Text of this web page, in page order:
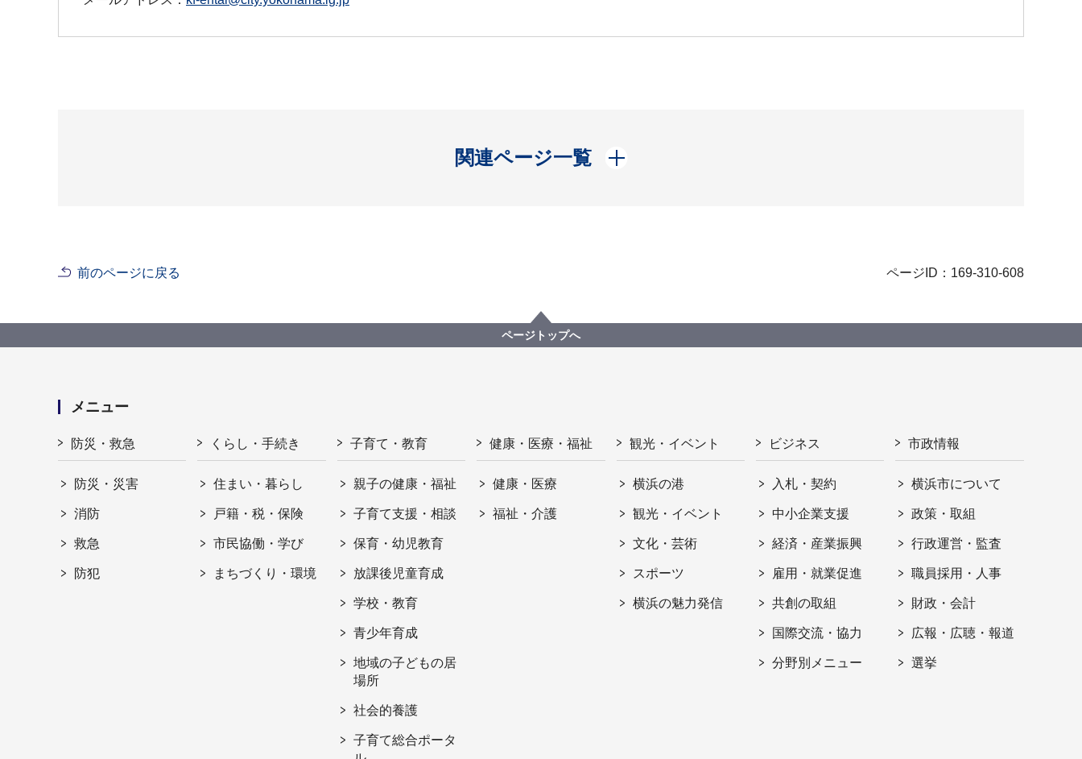
関連ページ一覧
開く
前のページに戻る ページID：169-310-608
ページトップへ
メニュー
防災・救急
防災・災害
消防
救急
防犯
くらし・手続き
住まい・暮らし
戸籍・税・保険
市民協働・学び
まちづくり・環境
子育て・教育
親子の健康・福祉
子育て支援・相談
保育・幼児教育
放課後児童育成
学校・教育
青少年育成
地域の子どもの居
場所
社会的養護
子育て総合ポータ
健康・医療・福祉
健康・医療
福祉・介護
観光・イベント
横浜の港
観光・イベント
文化・芸術
スポーツ
横浜の魅力発信
ビジネス
入札・契約
中小企業支援
経済・産業振興
雇用・就業促進
共創の取組
国際交流・協力
分野別メニュー
市政情報
横浜市について
政策・取組
行政運営・監査
職員採用・人事
財政・会計
広報・広聴・報道
選挙